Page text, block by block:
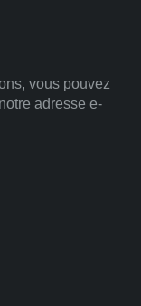
vous pouvez
adresse e-